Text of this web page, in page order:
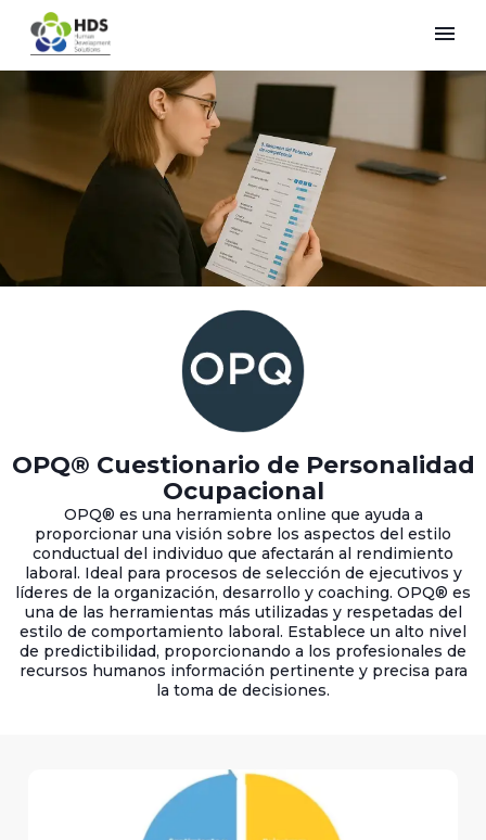
menu
OPQ® Cuestionario de Personalidad
Ocupacional
OPQ® es una herramienta online que ayuda a
proporcionar una visión sobre los aspectos del estilo
conductual del individuo que afectarán al rendimiento
laboral. Ideal para procesos de selección de ejecutivos y
líderes de la organización, desarrollo y coaching. OPQ® es
una de las herramientas más utilizadas y respetadas del
estilo de comportamiento laboral. Establece un alto nivel
de predictibilidad, proporcionando a los profesionales de
recursos humanos información pertinente y precisa para
la toma de decisiones.